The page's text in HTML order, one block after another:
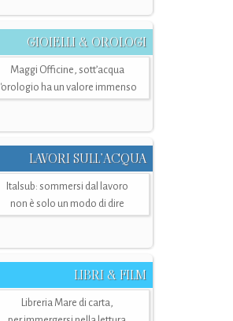
GIOIELLI & OROLOGI
Maggi Officine, sott’acqua
l'orologio ha un valore immenso
LAVORI SULL’ACQUA
Italsub: sommersi dal lavoro
non è solo un modo di dire
LIBRI & FILM
Libreria Mare di carta,